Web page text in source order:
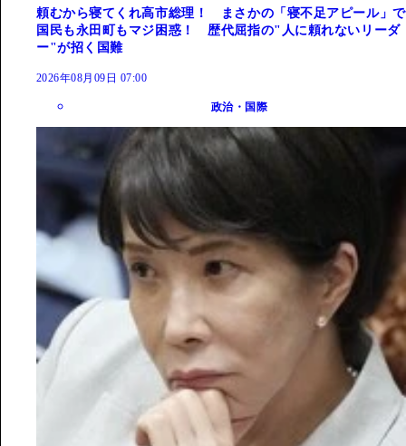
頼むから寝てくれ高市総理！ まさかの「寝不足アピール」で
国民も永田町もマジ困惑！ 歴代屈指の"人に頼れないリーダ
ー"が招く国難
2026年08月09日 07:00
政治・国際